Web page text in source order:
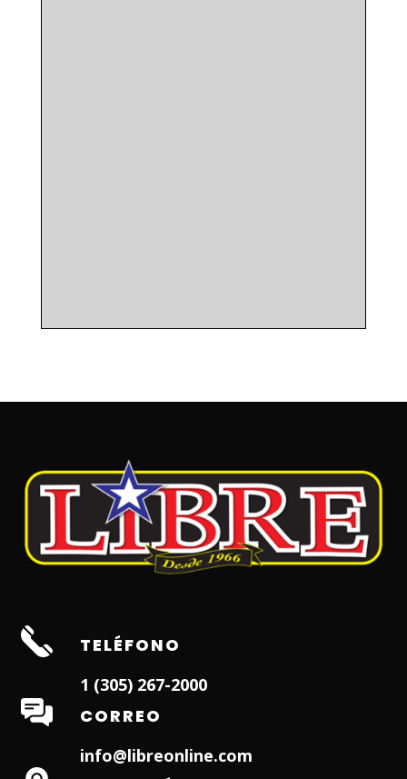
TELÉFONO
1 (305) 267-2000
CORREO
info@libreonline.com